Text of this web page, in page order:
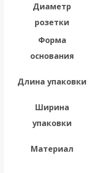
Диаметр
розетки
Форма
основания
Длина упаковки
Ширина
упаковки
Материал